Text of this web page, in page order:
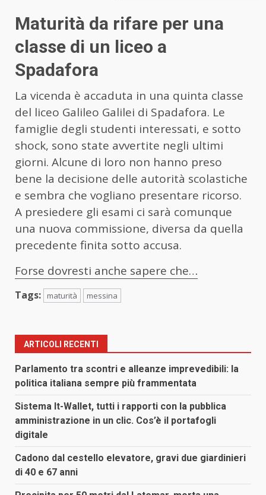
Maturità da rifare per una
classe di un liceo a
Spadafora
La vicenda è accaduta in una quinta classe
del liceo Galileo Galilei di Spadafora. Le
famiglie degli studenti interessati, e sotto
shock, sono state avvertite negli ultimi
giorni. Alcune di loro non hanno preso
bene la decisione delle autorità scolastiche
e sembra che vogliano presentare ricorso.
A presiedere gli esami ci sarà comunque
una nuova commissione, diversa da quella
precedente finita sotto accusa.
Forse dovresti anche sapere che…
Tags: maturità messina
ARTICOLI RECENTI
Parlamento tra scontri e alleanze imprevedibili: la
politica italiana sempre più frammentata
Sistema It-Wallet, tutti i rapporti con la pubblica
amministrazione in un clic. Cos’è il portafogli
digitale
Cadono dal cestello elevatore, gravi due giardinieri
di 40 e 67 anni